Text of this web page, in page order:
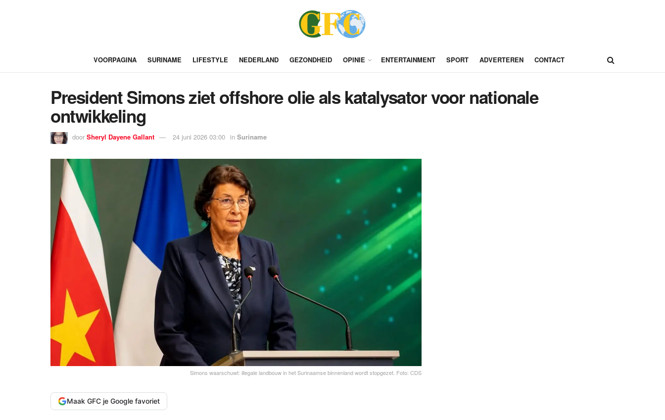
VOORPAGINA SURINAME LIFESTYLE NEDERLAND GEZONDHEID OPINIE ENTERTAINMENT SPORT ADVERTEREN CONTACT
President Simons ziet offshore olie als katalysator voor nationale
ontwikkeling
door Sheryl Dayene Gallant 24 juni 2026 03:00 in Suriname
Simons waarschuwt: illegale landbouw in het Surinaamse binnenland wordt stopgezet. Foto: CDS
Maak GFC je Google favoriet